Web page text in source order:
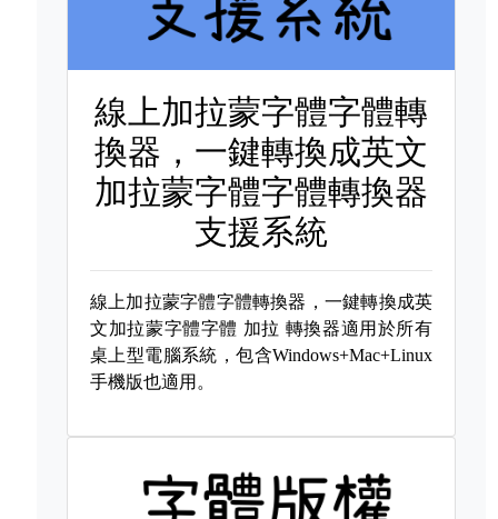
線上加拉蒙字體字體轉
換器，一鍵轉換成英文
加拉蒙字體字體轉換器
支援系統
線上加拉蒙字體字體轉換器，一鍵轉換成英
文加拉蒙字體字體 加拉 轉換器適用於所有
桌上型電腦系統，包含Windows+Mac+Linux
手機版也適用。